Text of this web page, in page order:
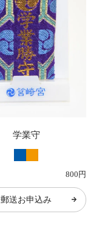
学業守
800円
郵送お申込み